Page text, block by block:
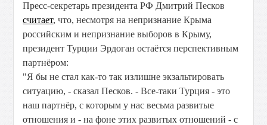
Пресс-секретарь президента РФ Дмитрий Песков
считает, что, несмотря на непризнание Крыма
российским и непризнание выборов в Крыму,
президент Турции Эрдоган остаётся перспективным
партнёром:
"Я бы не стал как-то так излишне экзальтировать
ситуацию, - сказал Песков. - Все-таки Турция - это
наш партнёр, с которым у нас весьма развитые
отношения и - на фоне этих развитых отношений - с